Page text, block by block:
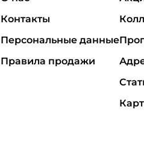
Контакты
Персональные данные
Правила продажи